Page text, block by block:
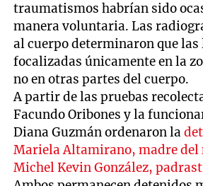
traumatismos habrían sido
manera voluntaria. Las
al cuerpo determinaron que las
focalizadas únicamente en la
no en otras partes del cuerpo.
A partir de las pruebas
Facundo Oribones y la
Diana Guzmán ordenaron la
Mariela Altamirano, madre del
Michel Kevin González,